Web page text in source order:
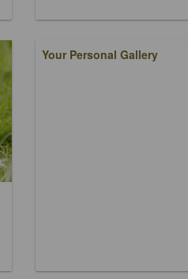
Your Personal Gallery